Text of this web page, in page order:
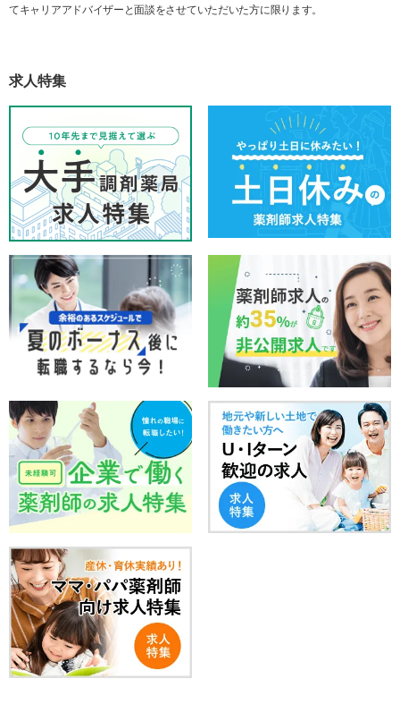
てキャリアアドバイザーと面談をさせていただいた方に限ります。
求人特集